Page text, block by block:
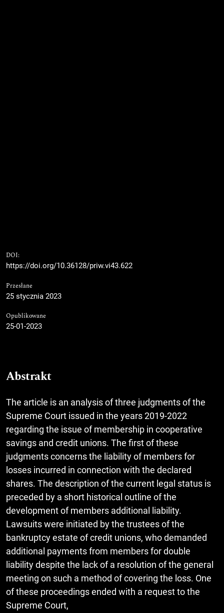
DOI:
https://doi.org/10.36128/priw.vi43.622
Przesłane
25 stycznia 2023
Opublikowane
25-01-2023
Abstrakt
The article is an analysis of three judgments of the
Supreme Court issued in the years 2019-2022
regarding the issue of membership in cooperative
savings and credit unions. The first of these
judgments concerns the liability of members for
losses incurred in connection with the declared
shares. The description of the current legal status is
preceded by a short historical outline of the
development of members additional liability.
Lawsuits were initiated by the trustees of the
bankruptcy estate of credit unions, who demanded
additional payments from members for double
liability despite the lack of a resolution of the general
meeting on such a method of covering the loss. One
of these proceedings ended with a request to the
Supreme Court,